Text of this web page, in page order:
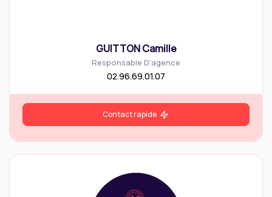
GUITTON Camille
Responsable D'agence
02.96.69.01.07
Contact rapide